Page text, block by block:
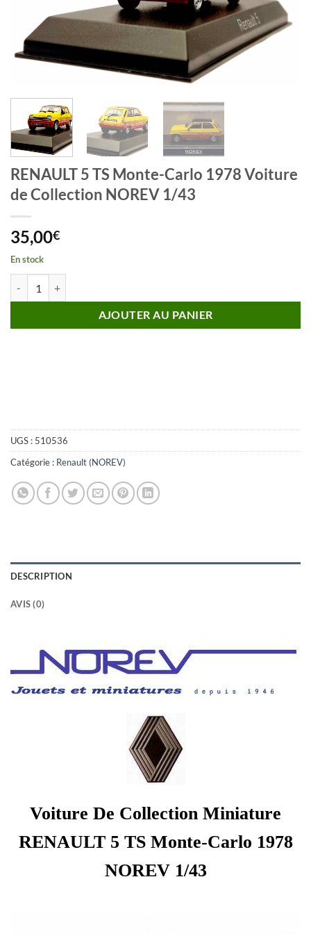
RENAULT 5 TS Monte-Carlo 1978 Voiture
de Collection NOREV 1/43
35,00€
En stock
AJOUTER AU PANIER
UGS : 510536
Catégorie : Renault (NOREV)
DESCRIPTION
AVIS (0)
Voiture De Collection Miniature
RENAULT 5 TS Monte-Carlo 1978
NOREV 1/43